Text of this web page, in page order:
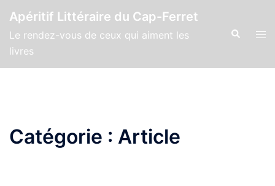
au
contenu
Apéritif Littéraire du Cap-Ferret
Le rendez-vous de ceux qui aiment les
livres
Catégorie : Article